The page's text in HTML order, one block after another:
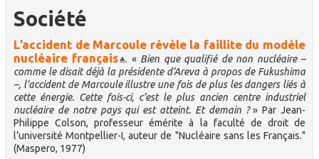
Société
L’accident de Marcoule révèle la faillite du modèle
nucléaire français
. « Bien que qualifié de non nucléaire –
comme le disait déjà la présidente d’Areva à propos de Fukushima
–, l’accident de Marcoule illustre une fois de plus les dangers liés à
cette énergie. Cette fois-ci, c’est le plus ancien centre industriel
nucléaire de notre pays qui est atteint. Et demain ?» Par Jean-
Philippe Colson, professeur émérite à la faculté de droit de
l’université Montpellier-I, auteur de "Nucléaire sans les Français."
(Maspero, 1977)